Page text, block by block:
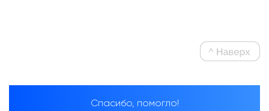
Спасибо, помогло!